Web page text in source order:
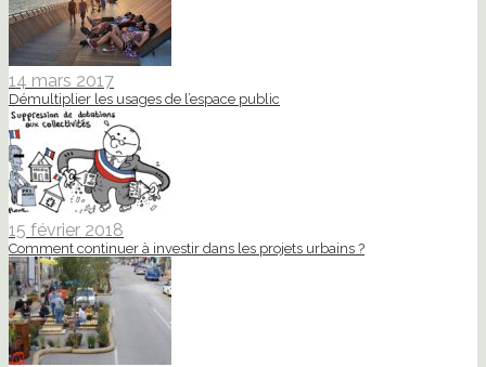
14 mars 2017
Démultiplier les usages de l’espace public
15 février 2018
Comment continuer à investir dans les projets urbains ?